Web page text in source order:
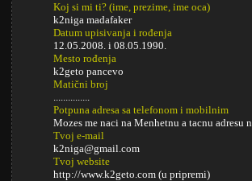
Koj si mi ti? (ime, prezime, ime oca)
k2niga madafaker
Datum upisivanja i rođenja
12.05.2008. i 08.05.1990.
Mesto rođenja
k2geto pancevo
Matični broj
...............
Potpuna adresa sa telefonom i mobilnim
Mozes me naci na Menhetnu a tacnu adresu
Tvoj e-mail
k2niga@gmail.com
Tvoj website
http://www.k2geto.com (u pripremi)